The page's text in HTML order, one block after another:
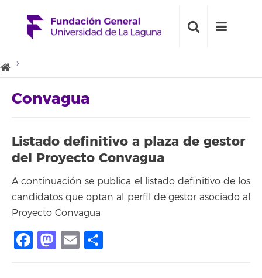
Convagua
Listado definitivo a plaza de gestor
del Proyecto Convagua
A continuación se publica el listado definitivo de los
candidatos que optan al perfil de gestor asociado al
Proyecto Convagua
Facebook
Mastodon
Email